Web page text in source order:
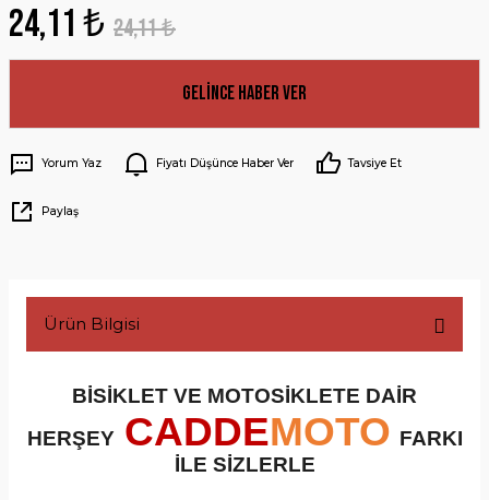
24,11 ₺ 24,11 ₺
Gelince Haber Ver
Yorum Yaz Fiyatı Düşünce Haber Ver Tavsiye Et
Paylaş
Ürün Bilgisi
BİSİKLET VE MOTOSİKLETE DAİR
HERŞEY CADDEMOTO FARKI
İLE SİZLERLE